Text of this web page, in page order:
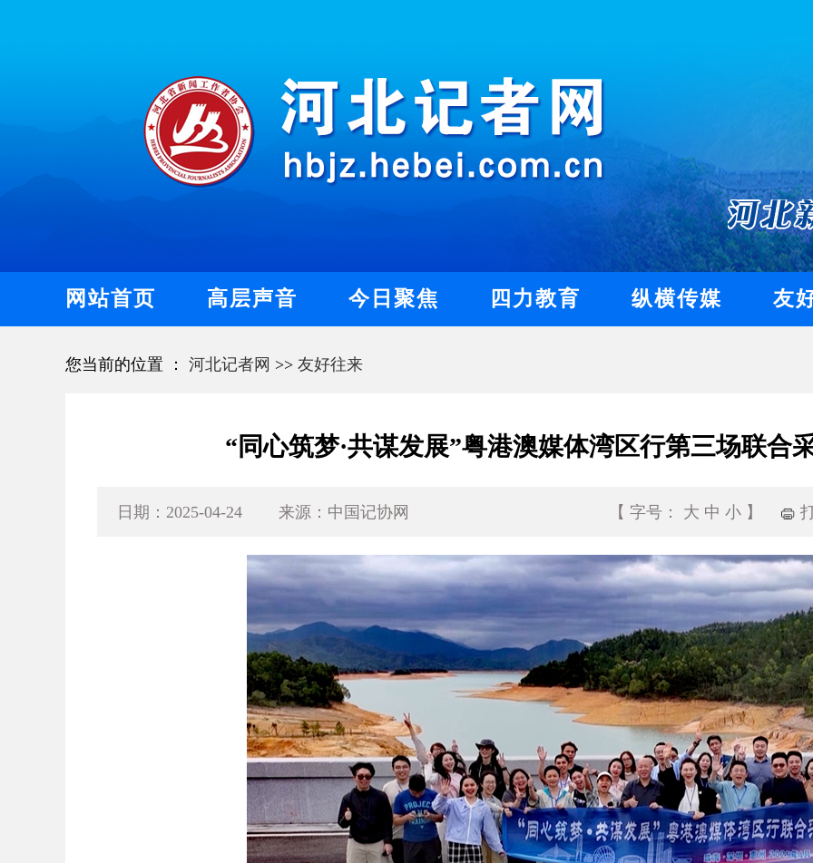
网站首页 高层声音 今日聚焦 四力教育 纵横传媒 友
您当前的位置 ： 河北记者网 >> 友好往来
“同心筑梦·共谋发展”粤港澳媒体湾区行第三场联合
日期：2025-04-24 来源：中国记协网 【 字号： 大 中 小 】